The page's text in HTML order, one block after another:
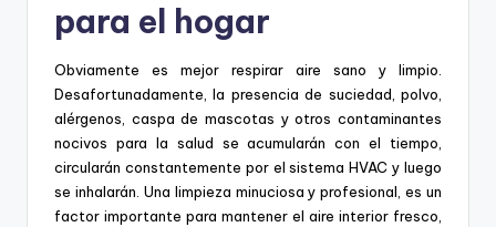
para el hogar
Obviamente es mejor respirar aire sano y limpio.
Desafortunadamente, la presencia de suciedad, polvo,
alérgenos, caspa de mascotas y otros contaminantes
nocivos para la salud se acumularán con el tiempo,
circularán constantemente por el sistema HVAC y luego
se inhalarán. Una limpieza minuciosa y profesional, es un
factor importante para mantener el aire interior fresco,